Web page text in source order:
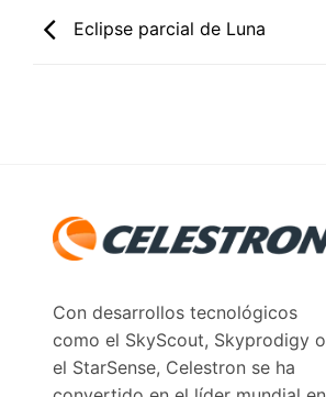
Eclipse parcial de Luna
Con desarrollos tecnológicos
como el SkyScout, Skyprodigy o
el StarSense, Celestron se ha